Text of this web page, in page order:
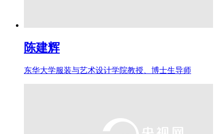
陈建辉
东华大学服装与艺术设计学院教授、博士生导师